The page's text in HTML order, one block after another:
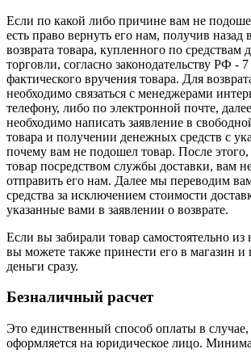
Если по какой либо причине вам не
есть право вернуть его нам, получив
возврата товара, купленного по средствам
торговли, согласно законодательству РФ -
фактического вручения товара. Для
необходимо связаться с менеджерами
телефону, либо по электронной почте,
необходимо написать заявление в
товара и получении денежных средств с
почему вам не подошел товар. После
товар посредством службы доставки, вам
отправить его нам. Далее мы переводим
средства за исключением стоимости
указанные вами в заявлении о возврате.
Если вы забирали товар самостоятельно из
вы можете также принести его в магазин и
деньги сразу.
Безналичный расчет
Это единственный способ оплаты в случае,
оформляется на юридическое лицо.